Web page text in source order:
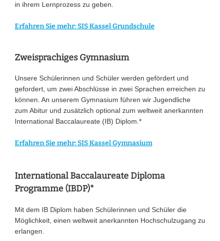
in ihrem Lernprozess zu geben.
Erfahren Sie mehr: SIS Kassel Grundschule
Zweisprachiges Gymnasium
Unsere Schülerinnen und Schüler werden gefördert und
gefordert, um zwei Abschlüsse in zwei Sprachen erreichen zu
können. An unserem Gymnasium führen wir Jugendliche
zum Abitur und zusätzlich optional zum weltweit anerkannten
International Baccalaureate (IB) Diplom.*
Erfahren Sie mehr: SIS Kassel Gymnasium
International Baccalaureate Diploma
Programme (IBDP)*
Mit dem IB Diplom haben Schülerinnen und Schüler die
Möglichkeit, einen weltweit anerkannten Hochschulzugang zu
erlangen.